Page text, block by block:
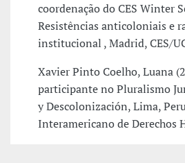
coordenação do CES Winter
Resistências anticoloniais e
institucional , Madrid, CES/
Xavier Pinto Coelho, Luana
participante no Pluralismo
y Descolonización, Lima,
Interamericano de Derechos